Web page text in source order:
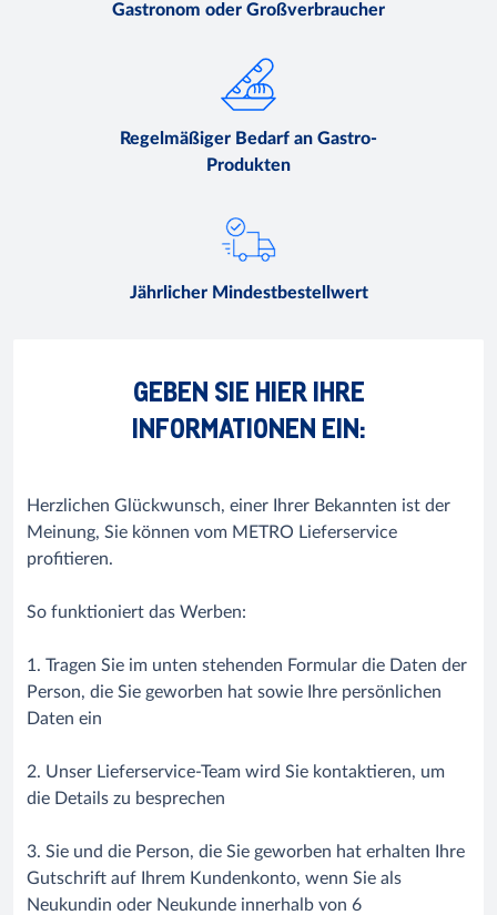
Gastronom oder Großverbraucher
Regelmäßiger Bedarf an Gastro-
Produkten
Jährlicher Mindestbestellwert
GEBEN SIE HIER IHRE
INFORMATIONEN EIN:
Herzlichen Glückwunsch, einer Ihrer Bekannten ist der
Meinung, Sie können vom METRO Lieferservice
profitieren.
So funktioniert das Werben:
1. Tragen Sie im unten stehenden Formular die Daten der
Person, die Sie geworben hat sowie Ihre persönlichen
Daten ein
2. Unser Lieferservice-Team wird Sie kontaktieren, um
die Details zu besprechen
3. Sie und die Person, die Sie geworben hat erhalten Ihre
Gutschrift auf Ihrem Kundenkonto, wenn Sie als
Neukundin oder Neukunde innerhalb von 6